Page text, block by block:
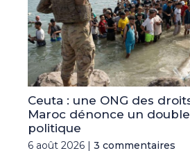
Ceuta : une ONG des
Maroc dénonce un
politique
6 août 2026 | 3 commentaires